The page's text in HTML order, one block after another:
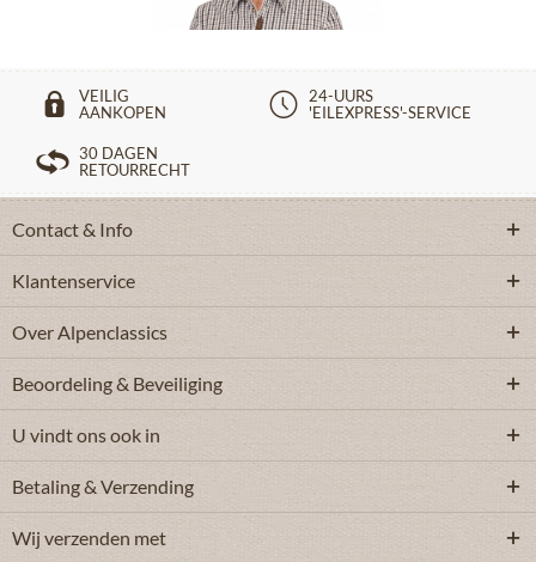
VEILIG
AANKOPEN
24-UURS
'EILEXPRESS'-SERVICE
30 DAGEN
RETOURRECHT
Contact & Info
Klantenservice
Over Alpenclassics
Beoordeling & Beveiliging
U vindt ons ook in
Betaling & Verzending
Wij verzenden met